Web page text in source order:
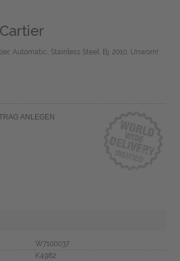
Automatic, Stainless Steel, Bj. 2010, Unworn!
ANLEGEN
W7100037
K4982